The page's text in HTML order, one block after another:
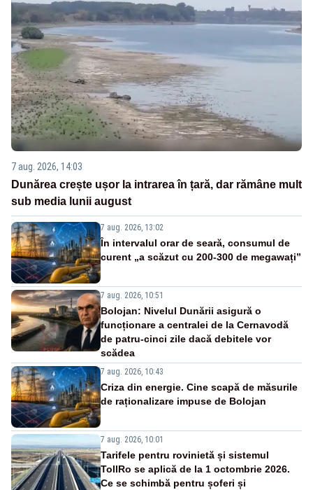
7 aug. 2026, 14:03
Dunărea crește ușor la intrarea în țară, dar rămâne mult
sub media lunii august
7 aug. 2026, 13:02
În intervalul orar de seară, consumul de
curent „a scăzut cu 200-300 de megawați”
7 aug. 2026, 10:51
Bolojan: Nivelul Dunării asigură o
funcționare a centralei de la Cernavodă
de patru-cinci zile dacă debitele vor
scădea
7 aug. 2026, 10:43
Criza din energie. Cine scapă de măsurile
de raționalizare impuse de Bolojan
7 aug. 2026, 10:01
Tarifele pentru rovinietă și sistemul
TollRo se aplică de la 1 octombrie 2026.
Ce se schimbă pentru șoferi și